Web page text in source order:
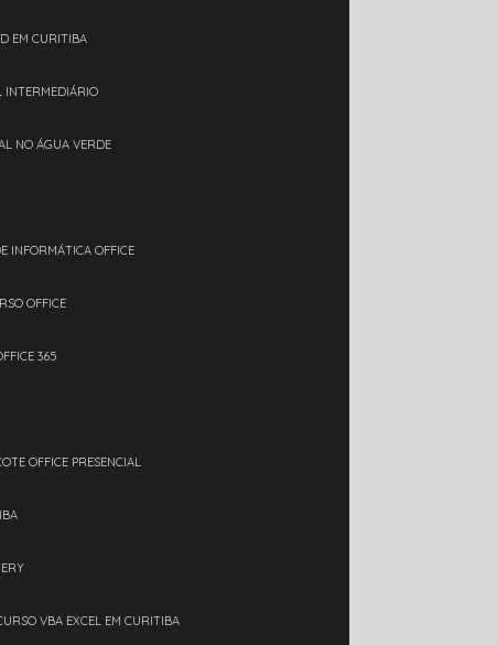
EM CURITIBA
INTERMEDIÁRIO
NO ÁGUA VERDE
INFORMÁTICA OFFICE
OFFICE
365
OFFICE PRESENCIAL
CURSO VBA EXCEL EM CURITIBA